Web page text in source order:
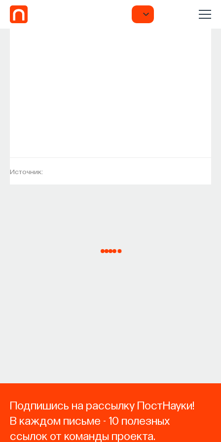
Источник:
Подпишись на рассылку ПостНауки!
В каждом письме - 10 полезных
ссылок от команды проекта.